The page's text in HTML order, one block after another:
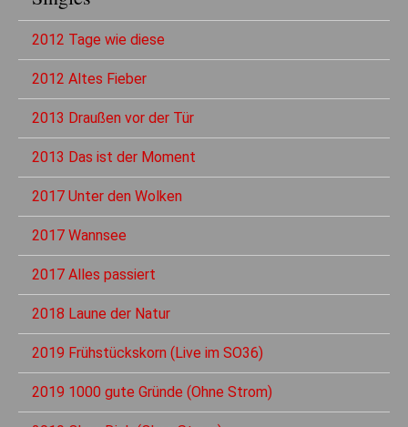
2012 Tage wie diese
2012 Altes Fieber
2013 Draußen vor der Tür
2013 Das ist der Moment
2017 Unter den Wolken
2017 Wannsee
2017 Alles passiert
2018 Laune der Natur
2019 Frühstückskorn (Live im SO36)
2019 1000 gute Gründe (Ohne Strom)